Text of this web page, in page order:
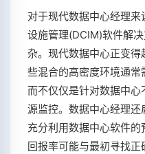
对于现代数据中心经理
设施管理(DCIM)软件解
杂。现代数据中心正变
些混合的高密度环境通常
而不仅仅是针对数据中
源监控。数据中心经理
充分利用数据中心软件
回报率可能与最初寻找正